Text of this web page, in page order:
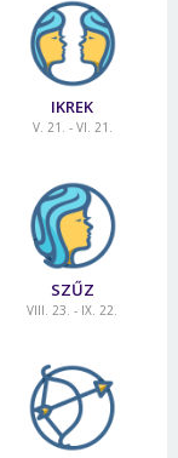
IKREK
V. 21. - VI. 21.
SZŰZ
VIII. 23. - IX. 22.